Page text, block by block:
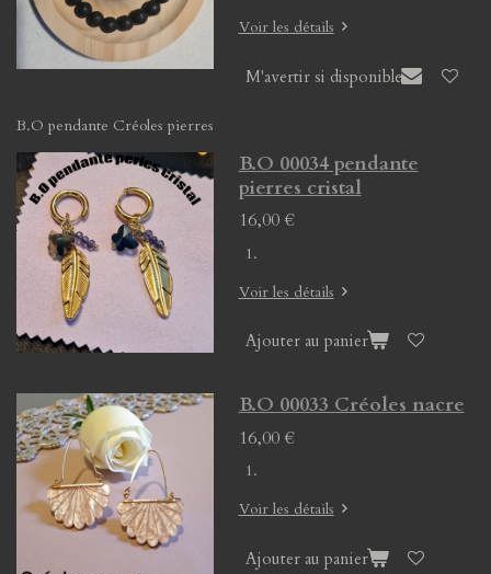
Voir les détails
M'avertir si disponible
B.O pendante Créoles pierres
B.O 00034 pendante
pierres cristal
16,00 €
Voir les détails
Ajouter au panier
B.O 00033 Créoles nacre
16,00 €
Voir les détails
Ajouter au panier